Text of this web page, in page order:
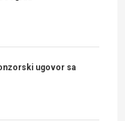
ugovor sa